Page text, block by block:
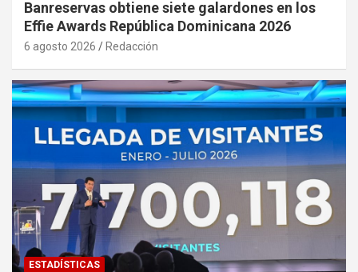
Banreservas obtiene siete galardones en los
Effie Awards República Dominicana 2026
6 agosto 2026 Redacción
ESTADÍSTICAS